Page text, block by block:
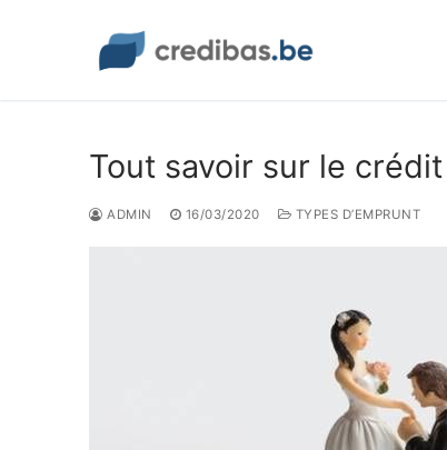
Tout savoir sur le
ADMIN 16/03/2020 TYPES D’EMPRUNT